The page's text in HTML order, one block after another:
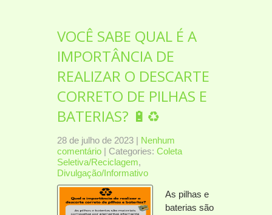
VOCÊ SABE QUAL É A
IMPORTÂNCIA DE
REALIZAR O DESCARTE
CORRETO DE PILHAS E
BATERIAS? 🔋♻️
28 de julho de 2023 | Nenhum
comentário | Categories: Coleta
Seletiva/Reciclagem,
Divulgação/Informativo
As pilhas e
baterias são